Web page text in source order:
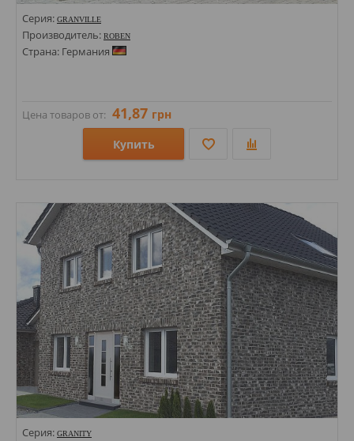
Серия: GRANVILLE
Производитель: ROBEN
Страна: Германия
Цена товаров от: 41,87 грн
Купить
Стили: Под кирпич;
Цвета:
Серия: GRANITY